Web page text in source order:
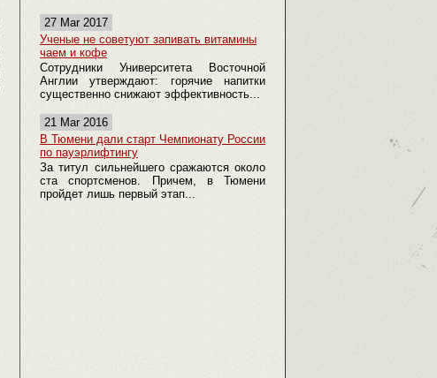
27 Mar 2017
Ученые не советуют запивать витамины
чаем и кофе
Сотрудники Университета Восточной
Англии утверждают: горячие напитки
существенно снижают эффективность...
21 Mar 2016
В Тюмени дали старт Чемпионату России
по пауэрлифтингу
За титул сильнейшего сражаются около
ста спортсменов. Причем, в Тюмени
пройдет лишь первый этап...